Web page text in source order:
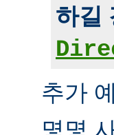
하길
추가
몇몇